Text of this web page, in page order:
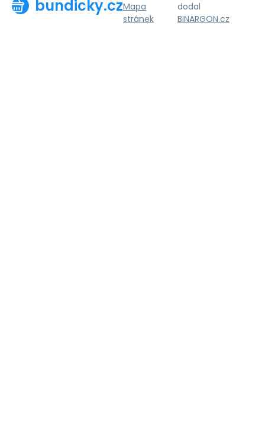
bundicky.czMapa
stránek
dodal
BINARGON.cz